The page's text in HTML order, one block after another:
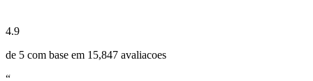
4.9
de 5 com base em 15,847 avaliacoes
“